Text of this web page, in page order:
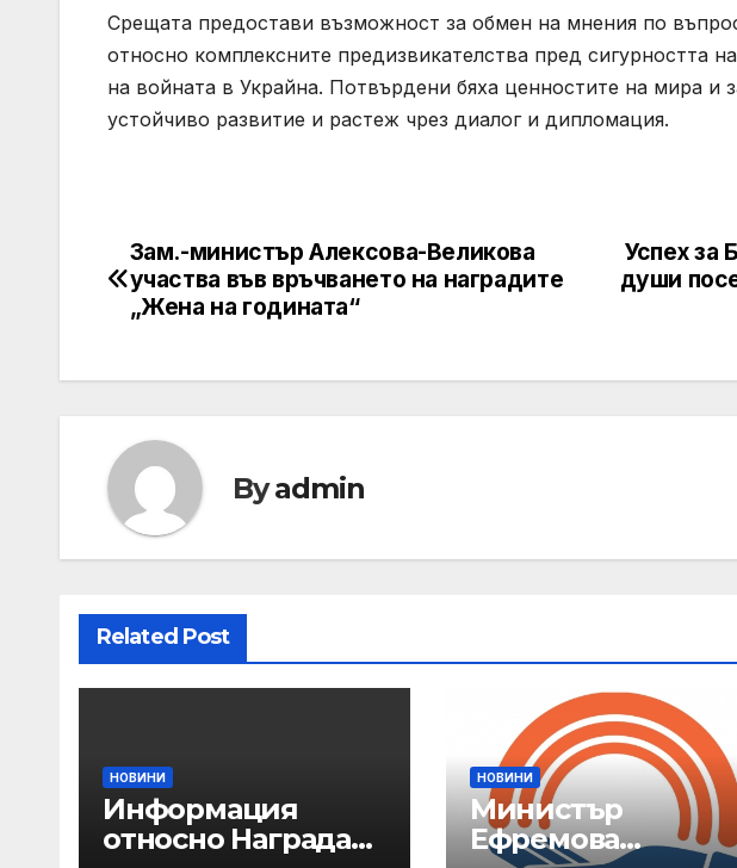
Срещата предостави възможност за обмен на мнения по
относно комплексните предизвикателства пред сигурността
на войната в Украйна. Потвърдени бяха ценностите на мира и
устойчиво развитие и растеж чрез диалог и дипломация.
Post
navigation
Успех за
души
Зам.-министър Алексова-Великова
участва във връчването на наградите
„Жена на годината“
Byadmin
Related Post
НОВИНИ
Информация
относно Наградата
НОВИНИ
Министър
Ефремова